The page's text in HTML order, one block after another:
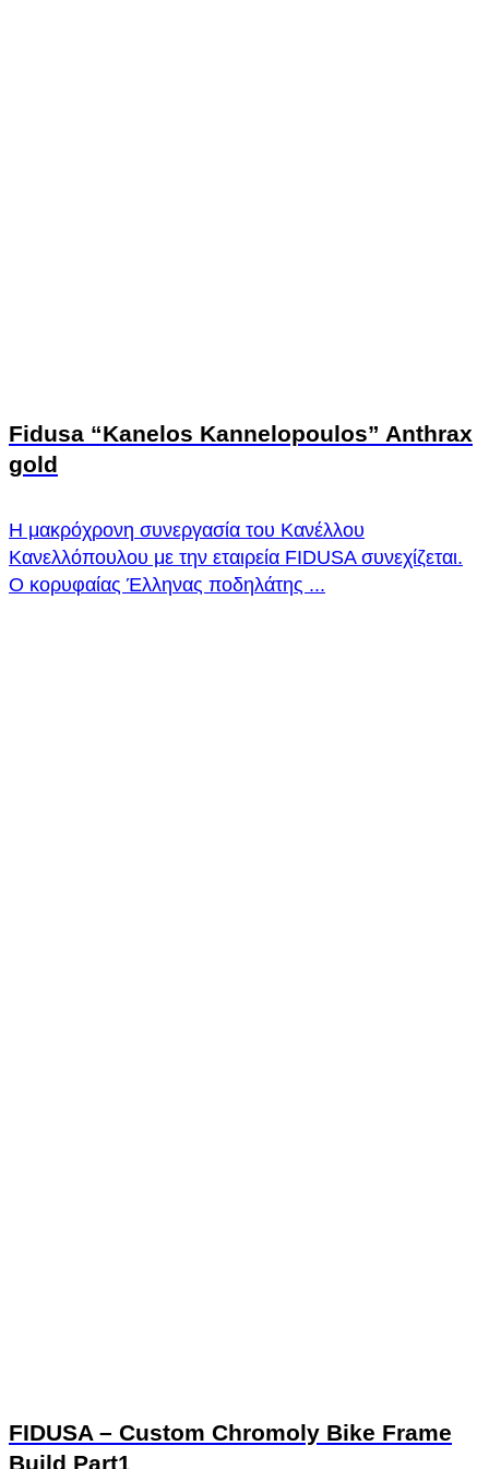
Fidusa “Kanelos Kannelopoulos” Anthrax
gold
Η μακρόχρονη συνεργασία του Κανέλλου
Κανελλόπουλου με την εταιρεία FIDUSA συνεχίζεται.
O κορυφαίας Έλληνας ποδηλάτης ...
FIDUSA – Custom Chromoly Bike Frame
Build Part1